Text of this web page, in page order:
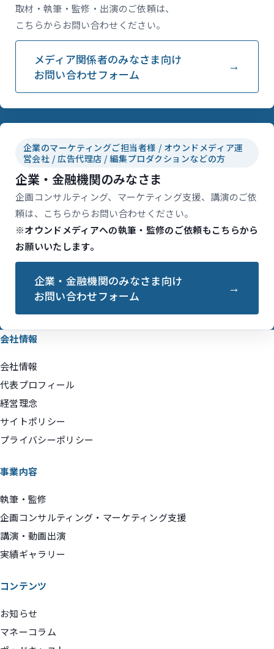
取材・執筆・監修・出演のご依頼は、
こちらからお問い合わせください。
メディア関係者のみなさま向け
お問い合わせフォーム
企業のマーケティングご担当者様 / オウンドメディア運
営会社 / 広告代理店 / 編集プロダクションなどの方
企業・金融機関のみなさま
企画コンサルティング、マーケティング支援、講演のご依
頼は、こちらからお問い合わせください。
※オウンドメディアへの執筆・監修のご依頼もこちらから
お願いいたします。
企業・金融機関のみなさま向け
お問い合わせフォーム
会社情報
会社情報
代表プロフィール
経営理念
サイトポリシー
プライバシーポリシー
事業内容
執筆・監修
企画コンサルティング・マーケティング支援
講演・動画出演
実績ギャラリー
コンテンツ
お知らせ
マネーコラム